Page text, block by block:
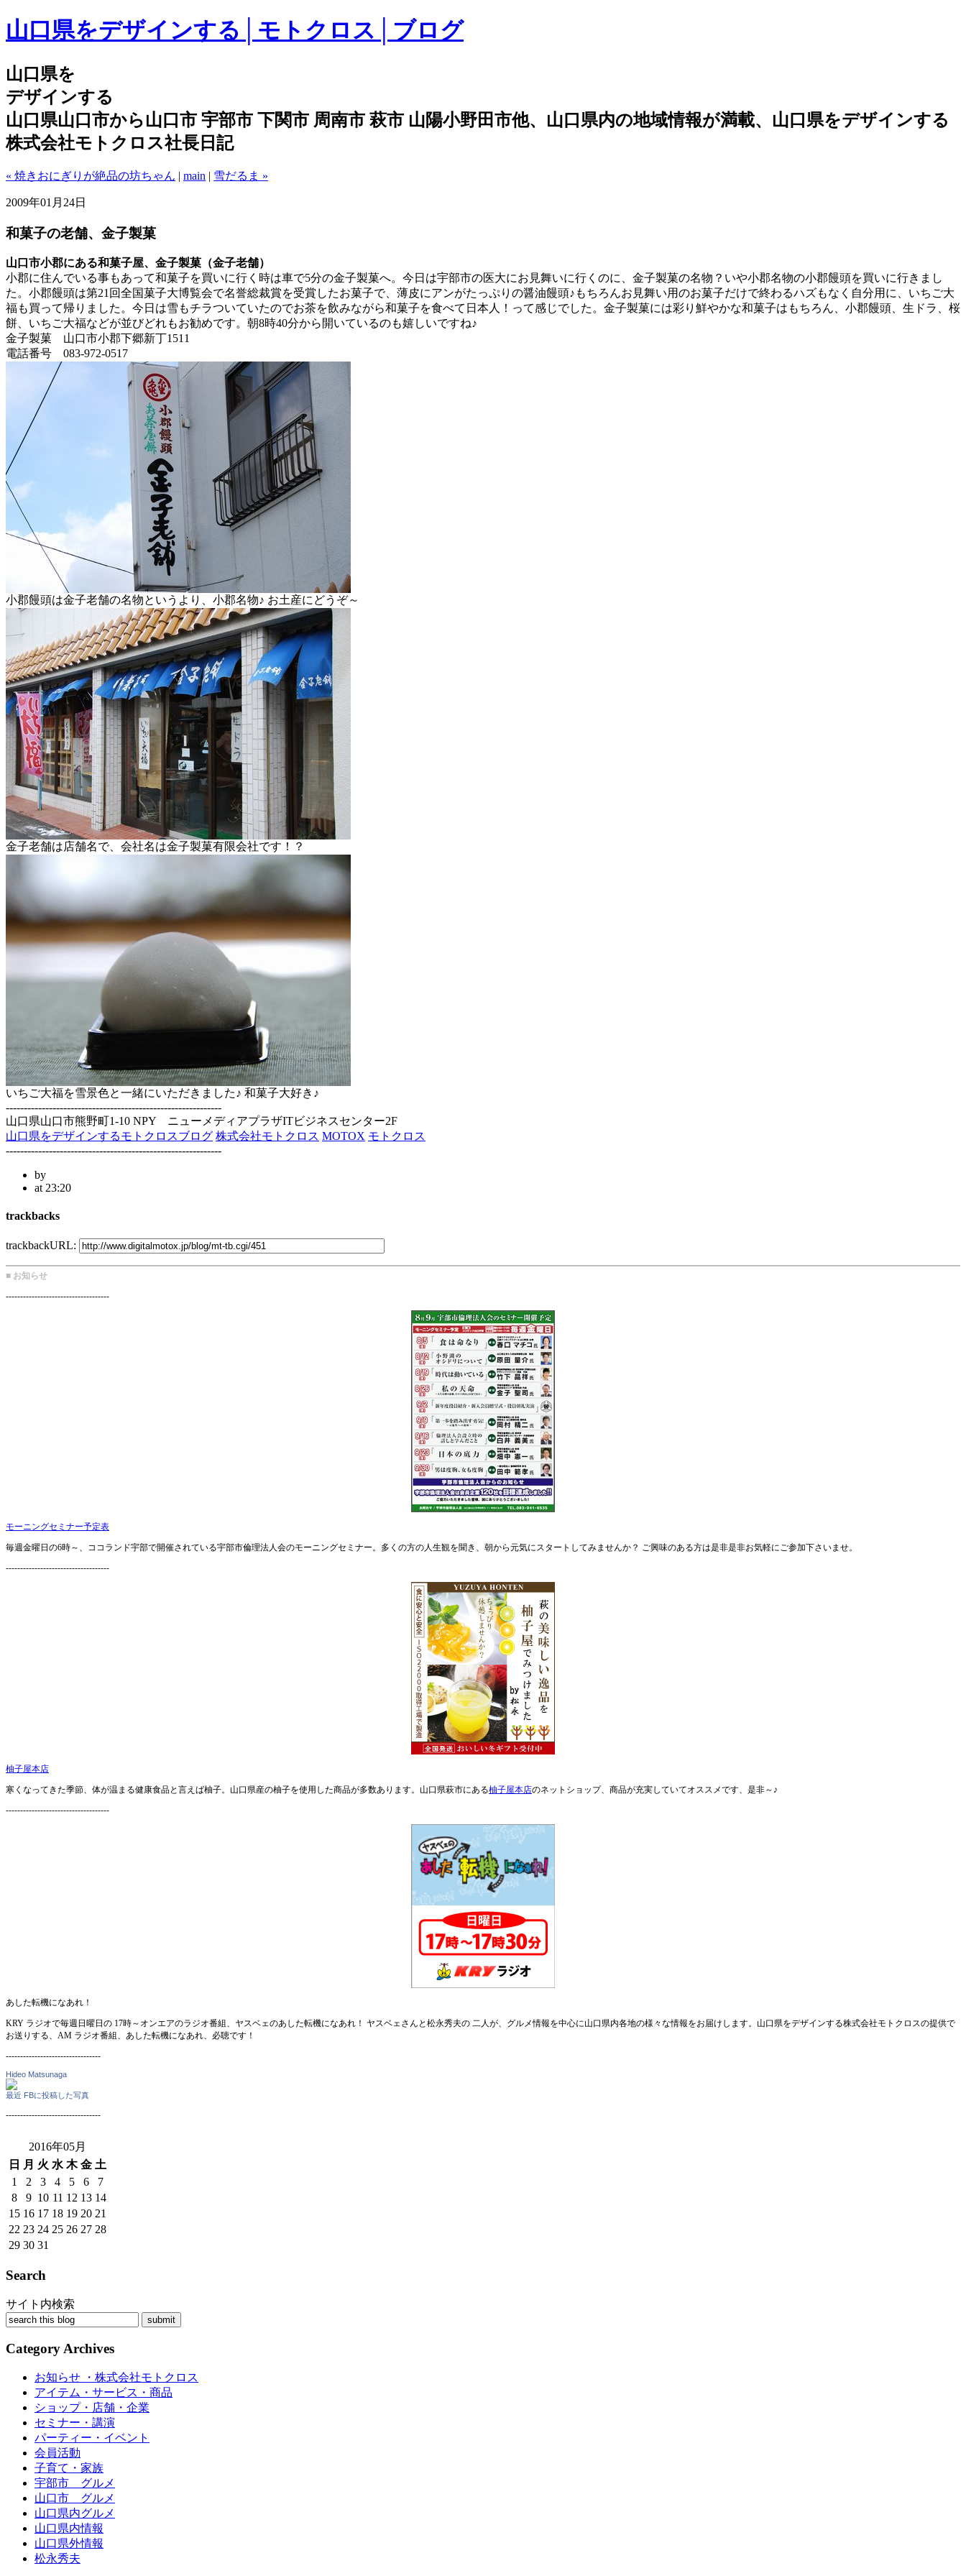
山口県をデザインする│モトクロス│ブログ
山口県を
デザインする
山口県山口市から山口市 宇部市 下関市 周南市 萩市 山陽小野田市他、山口県内の地域情報が満載、山口県をデザインする
株式会社モトクロス社長日記
« 焼きおにぎりが絶品の坊ちゃん | main | 雪だるま »
2009年01月24日
和菓子の老舗、金子製菓
山口市小郡にある和菓子屋、金子製菓（金子老舗）
小郡に住んでいる事もあって和菓子を買いに行く時は車で5分の金子製菓へ。今日は宇部市の医大にお見舞いに行くのに、金子製菓の名物？いや小郡名物の小郡饅頭を買いに行きまし
た。小郡饅頭は第21回全国菓子大博覧会で名誉総裁賞を受賞したお菓子で、薄皮にアンがたっぷりの醤油饅頭♪もちろんお見舞い用のお菓子だけで終わるハズもなく自分用に、いちご大
福も買って帰りました。今日は雪もチラついていたのでお茶を飲みながら和菓子を食べて日本人！って感じでした。金子製菓には彩り鮮やかな和菓子はもちろん、小郡饅頭、生ドラ、桜
餅、いちご大福などが並びどれもお勧めです。朝8時40分から開いているのも嬉しいですね♪
金子製菓 山口市小郡下郷新丁1511
電話番号 083-972-0517
小郡饅頭は金子老舗の名物というより、小郡名物♪ お土産にどうぞ～
金子老舗は店舗名で、会社名は金子製菓有限会社です！？
いちご大福を雪景色と一緒にいただきました♪ 和菓子大好き♪
------------------------------------------------------------
山口県山口市熊野町1-10 NPY ニューメディアプラザITビジネスセンター2F
山口県をデザインするモトクロスブログ 株式会社モトクロス MOTOX モトクロス
------------------------------------------------------------
by
at 23:20
trackbacks
trackbackURL:
■ お知らせ
------------------------------------
モーニングセミナー予定表
毎週金曜日の6時～、ココランド宇部で開催されている宇部市倫理法人会のモーニングセミナー。多くの方の人生観を聞き、朝から元気にスタートしてみませんか？ ご興味のある方は是非是非お気軽にご参加下さいませ。
------------------------------------
柚子屋本店
寒くなってきた季節、体が温まる健康食品と言えば柚子。山口県産の柚子を使用した商品が多数あります。山口県萩市にある柚子屋本店のネットショップ、商品が充実していてオススメです、是非～♪
------------------------------------
あした転機になあれ！
KRY ラジオで毎週日曜日の 17時～オンエアのラジオ番組、ヤスベェのあした転機になあれ！ ヤスベェさんと松永秀夫の 二人が、グルメ情報を中心に山口県内各地の様々な情報をお届けします。山口県をデザインする株式会社モトクロスの提供で
お送りする、AM ラジオ番組、あした転機になあれ、必聴です！
---------------------------------
Hideo Matsunaga
最近 FBに投稿した写真
---------------------------------
2016年05月
日
月 火 水 木 金 土
1
2 3 4 5 6
7
8
9 10 11 12 13 14
15 16 17 18 19 20 21
22 23 24 25 26 27 28
29 30 31
Search
サイト内検索
Category Archives
お知らせ ・株式会社モトクロス
アイテム・サービス・商品
ショップ・店舗・企業
セミナー・講演
パーティー・イベント
会員活動
子育て・家族
宇部市 グルメ
山口市 グルメ
山口県内グルメ
山口県内情報
山口県外情報
松永秀夫